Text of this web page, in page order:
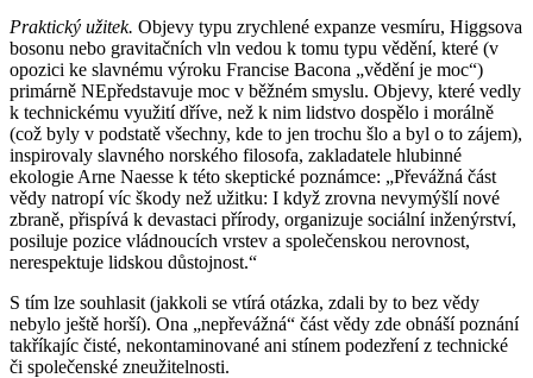
Praktický užitek. Objevy typu zrychlené expanze vesmíru, Higgsova
bosonu nebo gravitačních vln vedou k tomu typu vědění, které (v
opozici ke slavnému výroku Francise Bacona „vědění je moc“)
primárně NEpředstavuje moc v běžném smyslu. Objevy, které vedly
k technickému využití dříve, než k nim lidstvo dospělo i morálně
(což byly v podstatě všechny, kde to jen trochu šlo a byl o to zájem),
inspirovaly slavného norského filosofa, zakladatele hlubinné
ekologie Arne Naesse k této skeptické poznámce: „Převážná část
vědy natropí víc škody než užitku: I když zrovna nevymýšlí nové
zbraně, přispívá k devastaci přírody, organizuje sociální inženýrství,
posiluje pozice vládnoucích vrstev a společenskou nerovnost,
nerespektuje lidskou důstojnost.“
S tím lze souhlasit (jakkoli se vtírá otázka, zdali by to bez vědy
nebylo ještě horší). Ona „nepřevážná“ část vědy zde obnáší poznání
takříkajíc čisté, nekontaminované ani stínem podezření z technické
či společenské zneužitelnosti.